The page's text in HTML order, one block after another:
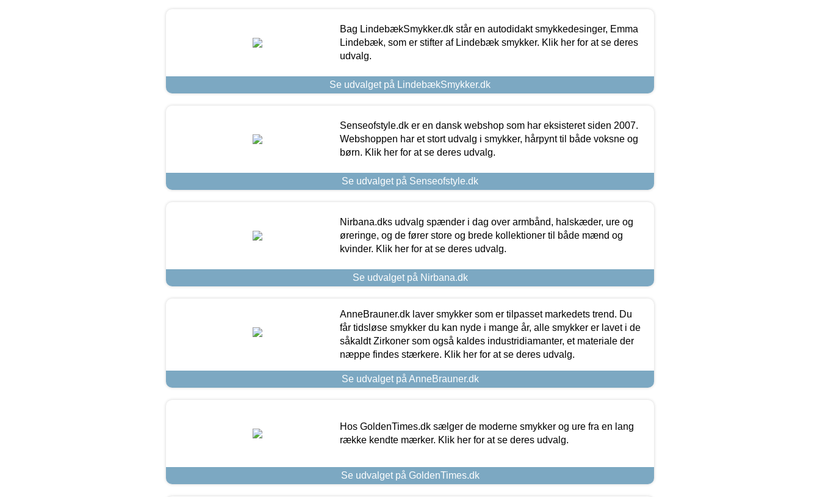
Bag LindebækSmykker.dk står en autodidakt smykkedesinger, Emma
Lindebæk, som er stifter af Lindebæk smykker. Klik her for at se deres
udvalg.
Se udvalget på LindebækSmykker.dk
Senseofstyle.dk er en dansk webshop som har eksisteret siden 2007.
Webshoppen har et stort udvalg i smykker, hårpynt til både voksne og
børn. Klik her for at se deres udvalg.
Se udvalget på Senseofstyle.dk
Nirbana.dks udvalg spænder i dag over armbånd, halskæder, ure og
øreringe, og de fører store og brede kollektioner til både mænd og
kvinder. Klik her for at se deres udvalg.
Se udvalget på Nirbana.dk
AnneBrauner.dk laver smykker som er tilpasset markedets trend. Du
får tidsløse smykker du kan nyde i mange år, alle smykker er lavet i de
såkaldt Zirkoner som også kaldes industridiamanter, et materiale der
næppe findes stærkere. Klik her for at se deres udvalg.
Se udvalget på AnneBrauner.dk
Hos GoldenTimes.dk sælger de moderne smykker og ure fra en lang
række kendte mærker. Klik her for at se deres udvalg.
Se udvalget på GoldenTimes.dk